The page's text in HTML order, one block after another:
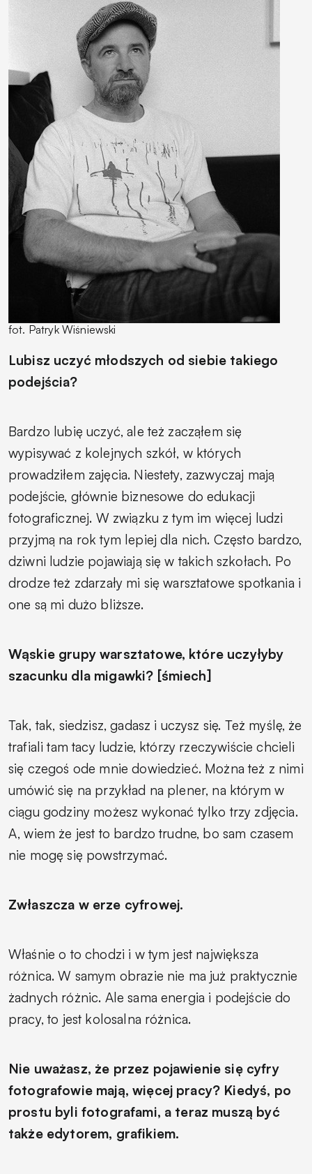
fot. Patryk Wiśniewski
Lubisz uczyć młodszych od siebie takiego
podejścia?
Bardzo lubię uczyć, ale też zacząłem się
wypisywać z kolejnych szkół, w których
prowadziłem zajęcia. Niestety, zazwyczaj mają
podejście, głównie biznesowe do edukacji
fotograficznej. W związku z tym im więcej ludzi
przyjmą na rok tym lepiej dla nich. Często bardzo,
dziwni ludzie pojawiają się w takich szkołach. Po
drodze też zdarzały mi się warsztatowe spotkania i
one są mi dużo bliższe.
Wąskie grupy warsztatowe, które uczyłyby
szacunku dla migawki? [śmiech]
Tak, tak, siedzisz, gadasz i uczysz się. Też myślę, że
trafiali tam tacy ludzie, którzy rzeczywiście chcieli
się czegoś ode mnie dowiedzieć. Można też z nimi
umówić się na przykład na plener, na którym w
ciągu godziny możesz wykonać tylko trzy zdjęcia.
A, wiem że jest to bardzo trudne, bo sam czasem
nie mogę się powstrzymać.
Zwłaszcza w erze cyfrowej.
Właśnie o to chodzi i w tym jest największa
różnica. W samym obrazie nie ma już praktycznie
żadnych różnic. Ale sama energia i podejście do
pracy, to jest kolosalna różnica.
Nie uważasz, że przez pojawienie się cyfry
fotografowie mają, więcej pracy? Kiedyś, po
prostu byli fotografami, a teraz muszą być
także edytorem, grafikiem.